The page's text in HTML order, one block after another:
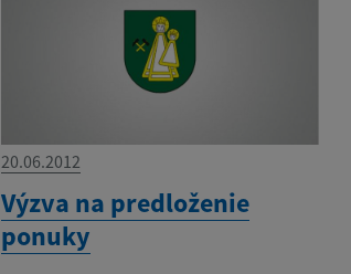
20.06.2012
Výzva na predloženie
ponuky